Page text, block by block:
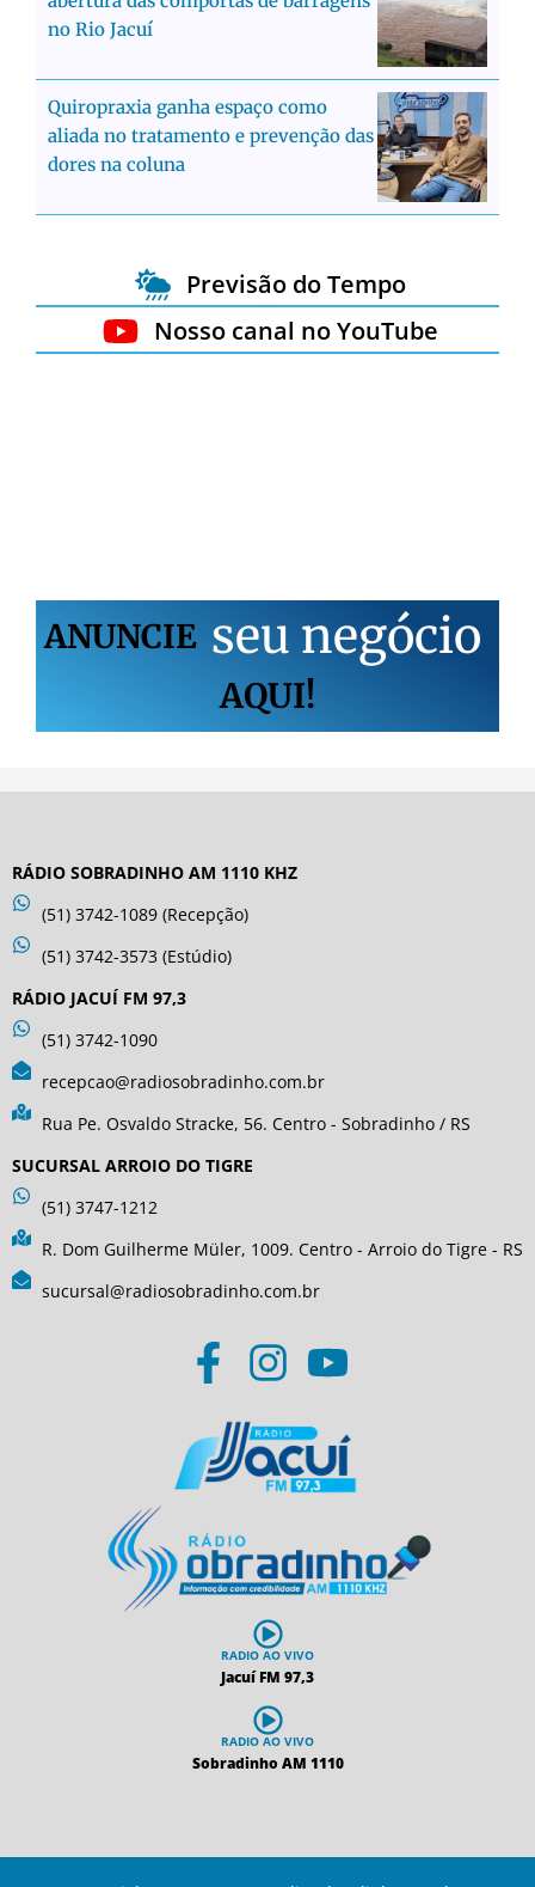
no Rio Jacuí
Quiropraxia ganha espaço como
aliada no tratamento e prevenção das
dores na coluna
Previsão do Tempo
Nosso canal no YouTube
ANUNCIE seu negócio
AQUI!
RÁDIO SOBRADINHO AM 1110 KHZ
(51) 3742-1089 (Recepção)
(51) 3742-3573 (Estúdio)
RÁDIO JACUÍ FM 97,3
(51) 3742-1090
recepcao@radiosobradinho.com.br
Rua Pe. Osvaldo Stracke, 56. Centro - Sobradinho / RS
SUCURSAL ARROIO DO TIGRE
(51) 3747-1212
R. Dom Guilherme Müler, 1009. Centro - Arroio do Tigre - RS
sucursal@radiosobradinho.com.br
RADIO AO VIVO
Jacuí FM 97,3
RADIO AO VIVO
Sobradinho AM 1110